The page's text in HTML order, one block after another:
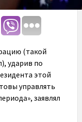
(такой
ударив по
этой
управлять
заявлял